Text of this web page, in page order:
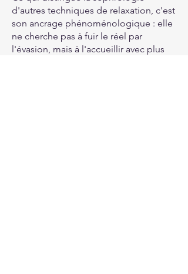
d'autres techniques de relaxation, c'est
son ancrage phénoménologique : elle
ne cherche pas à fuir le réel par
l'évasion, mais à l'accueillir avec plus